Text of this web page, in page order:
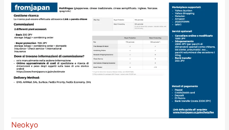
Neokyo